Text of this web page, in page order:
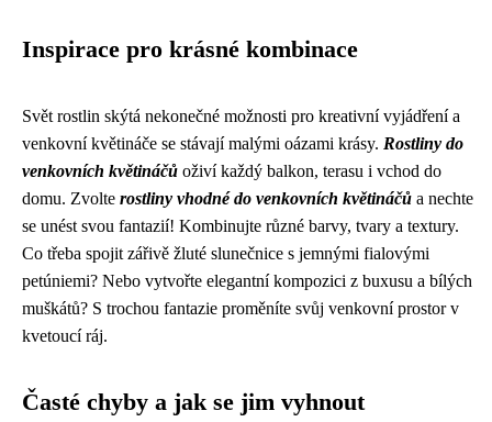
Inspirace pro krásné kombinace
Svět rostlin skýtá nekonečné možnosti pro kreativní vyjádření a
venkovní květináče se stávají malými oázami krásy. Rostliny do
venkovních květináčů oživí každý balkon, terasu i vchod do
domu. Zvolte rostliny vhodné do venkovních květináčů a nechte
se unést svou fantazií! Kombinujte různé barvy, tvary a textury.
Co třeba spojit zářivě žluté slunečnice s jemnými fialovými
petúniemi? Nebo vytvořte elegantní kompozici z buxusu a bílých
muškátů? S trochou fantazie proměníte svůj venkovní prostor v
kvetoucí ráj.
Časté chyby a jak se jim vyhnout